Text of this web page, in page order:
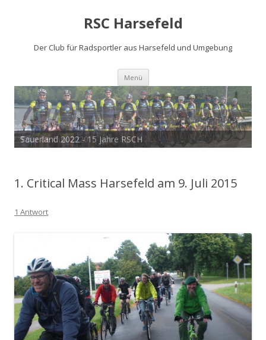
RSC Harsefeld
Der Club für Radsportler aus Harsefeld und Umgebung
Menü Zum
springen
Sauerland 2022 - 15 Jahre RSCH
Tour de Cux 2020
1. Critical Mass Harsefeld am 9. Juli 2015
1 Antwort